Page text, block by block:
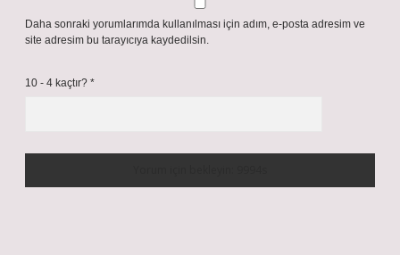
Daha sonraki yorumlarımda kullanılması için adım, e-posta adresim ve
site adresim bu tarayıcıya kaydedilsin.
10 - 4 kaçtır? *